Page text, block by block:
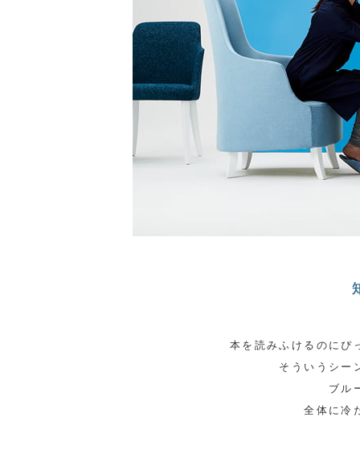
本を読みふけるのにぴ
そういうシー
ブル
全体に冷